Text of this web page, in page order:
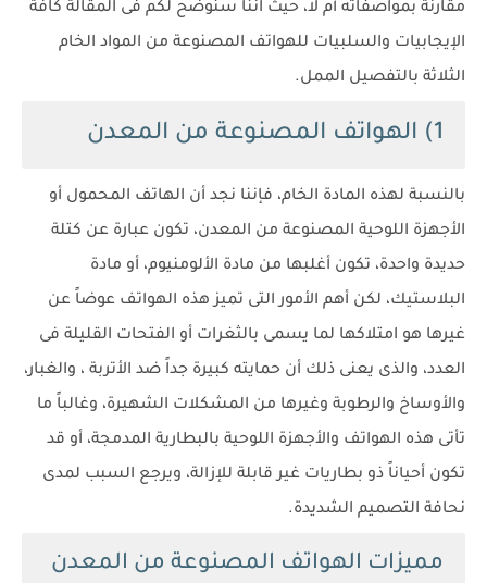
مقارنة بمواصفاته أم لا، حيث اننا سنوضح لكم فى المقالة كافة
الإيجابيات والسلبيات للهواتف المصنوعة من المواد الخام
الثلاثة بالتفصيل الممل.
1) الهواتف المصنوعة من المعدن
بالنسبة لهذه المادة الخام، فإننا نجد أن الهاتف المحمول أو
الأجهزة اللوحية المصنوعة من المعدن، تكون عبارة عن كتلة
حديدة واحدة، تكون أغلبها من مادة الألومنيوم، أو مادة
البلاستيك، لكن أهم الأمور التى تميز هذه الهواتف عوضاً عن
غيرها هو امتلاكها لما يسمى بالثغرات أو الفتحات القليلة فى
العدد، والذى يعنى ذلك أن حمايته كبيرة جداً ضد الأتربة ، والغبار،
والأوساخ والرطوبة وغيرها من المشكلات الشهيرة، وغالباً ما
تأتى هذه الهواتف والأجهزة اللوحية بالبطارية المدمجة، أو قد
تكون أحياناً ذو بطاريات غير قابلة للإزالة، ويرجع السبب لمدى
نحافة التصميم الشديدة.
مميزات الهواتف المصنوعة من المعدن